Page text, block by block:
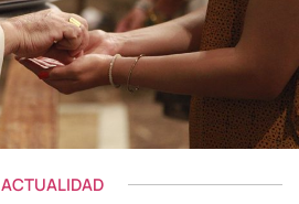
ACTUALIDAD